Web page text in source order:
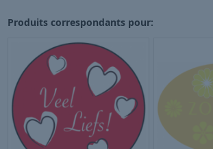
Produits correspondants pour: